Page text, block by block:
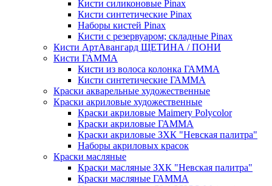
Кисти силиконовые Pinax
Кисти синтетические Pinax
Наборы кистей Pinax
Кисти с резервуаром; складные Pinax
Кисти АртАвангард ЩЕТИНА / ПОНИ
Кисти ГАММА
Кисти из волоса колонка ГАММА
Кисти синтетические ГАММА
Краски акварельные художественные
Краски акриловые художественные
Краски акриловые Maimery Polycolor
Краски акриловые ГАММА
Краски акриловые ЗХК "Невская палитра"
Наборы акриловых красок
Краски масляные
Краски масляные ЗХК "Невская палитра"
Краски масляные ГАММА